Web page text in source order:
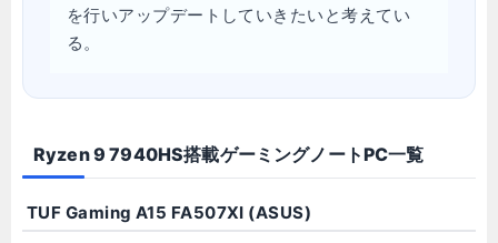
を行いアップデートしていきたいと考えてい
る。
Ryzen 9 7940HS搭載ゲーミングノートPC一覧
TUF Gaming A15 FA507XI (ASUS)